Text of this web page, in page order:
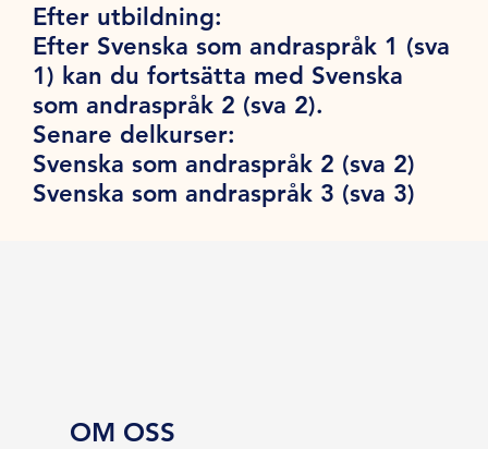
Efter utbildning:
Efter Svenska som andraspråk 1 (sva
1) kan du fortsätta med Svenska
som andraspråk 2 (sva 2).
Senare delkurser:
Svenska som andraspråk 2 (sva 2)
Svenska som andraspråk 3 (sva 3)
OM OSS